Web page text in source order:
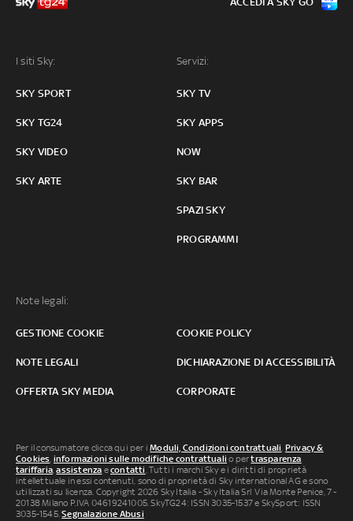
I siti Sky:
SKY SPORT
SKY TG24
SKY VIDEO
SKY ARTE
Servizi:
SKY TV
SKY APPS
NOW
SKY BAR
SPAZI SKY
PROGRAMMI
Note legali:
GESTIONE COOKIE COOKIE POLICY
NOTE LEGALI DICHIARAZIONE DI ACCESSIBILITÀ
OFFERTA SKY MEDIA CORPORATE
Per il consumatore clicca qui per iModuli, Condizioni contrattuali, Privacy &
Cookies, informazioni sulle modifiche contrattuali o pertrasparenza
tariffaria,assistenza econtatti. Tutti i marchi Sky e i diritti di proprietà
intellettuale in essi contenuti, sono di proprietà di Sky international AG e sono
utilizzati su licenza. Copyright 2026 Sky Italia - Sky Italia Srl Via Monte Penice, 7 -
20138 Milano P.IVA 04619241005. SkyTG24: ISSN 3035-1537 e SkySport: ISSN
3035-1545.Segnalazione Abusi